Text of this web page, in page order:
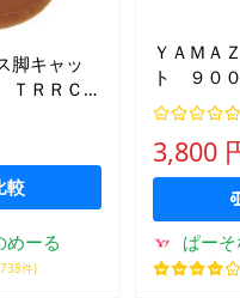
脚キャッ
ＲＲＣ
較
めーる
件)
ＹＡＭＡ
ト ９０
クメダー
−１８０
3,800
ぱー